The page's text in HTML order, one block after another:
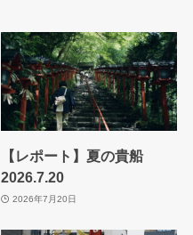
【レポート】夏の貴船
2026.7.20
2026年7月20日